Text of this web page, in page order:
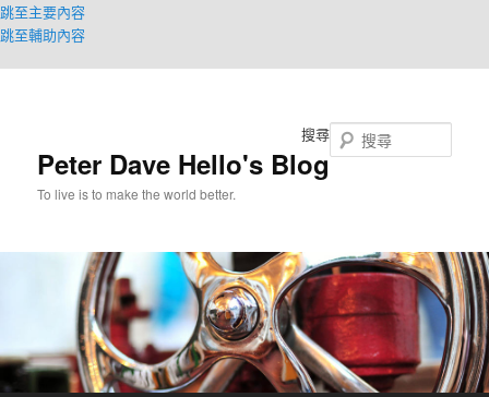
跳至主要內容
跳至輔助內容
Peter Dave Hello's Blog
To live is to make the world better.
搜尋